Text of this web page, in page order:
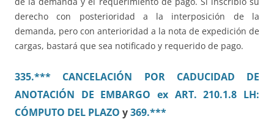
derecho con posterioridad a la interposición de la
demanda, pero con anterioridad a la nota de expedición de
cargas, bastará que sea notificado y requerido de pago.
335.*** CANCELACIÓN POR CADUCIDAD DE
ANOTACIÓN DE EMBARGO ex ART. 210.1.8 LH:
CÓMPUTO DEL PLAZO y369.***